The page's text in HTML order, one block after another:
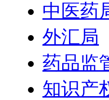
中医药
外汇局
药品监
知识产